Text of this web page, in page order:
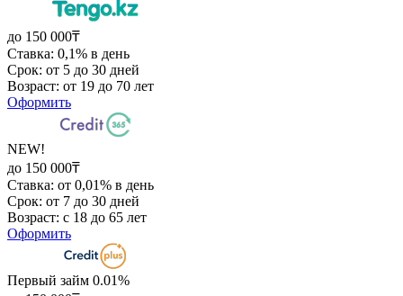
до 150 000₸
Ставка: 0,1% в день
Срок: от 5 до 30 дней
Возраст: от 19 до 70 лет
Оформить
NEW!
до 150 000₸
Ставка: от 0,01% в день
Срок: от 7 до 30 дней
Возраст: с 18 до 65 лет
Оформить
Первый займ 0.01%